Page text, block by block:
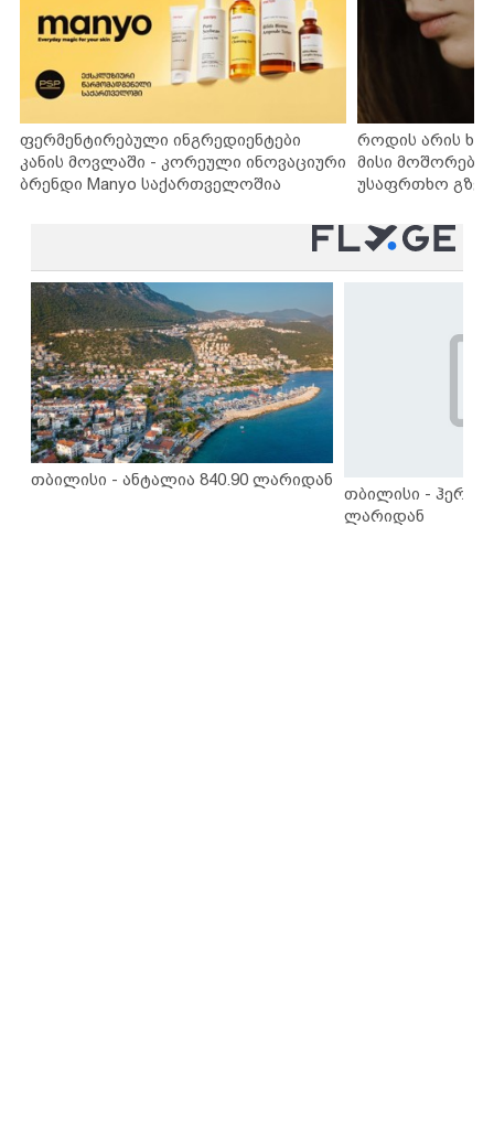
ფერმენტირებული ინგრედიენტები
კანის მოვლაში - კორეული ინოვაციური
ბრენდი Manyo საქართველოშია
როდის არის
მისი
უსაფრთხო
თბილისი - ანტალია 840.90 ლარიდან
თბილისი -
ლარიდან